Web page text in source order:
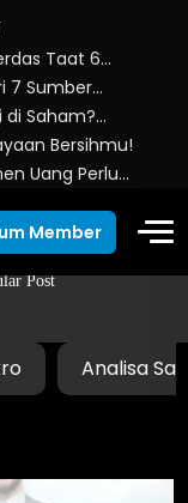
Taat 6…
7 Sumber…
di Saham?…
Bersihmu!
Uang Perlu…
Member
Post
Analisa